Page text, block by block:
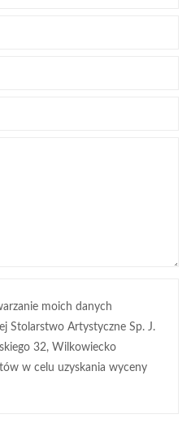
moich danych
Stolarstwo Artystyczne Sp. J.
32, Wilkowiecko
w celu uzyskania wyceny